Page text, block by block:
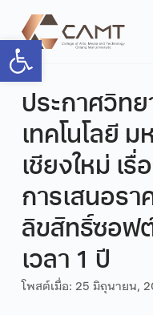
Open toolbar
ประกาศวิทย
เทคโนโลยี
เชียงใหม่ เ
การเสนอร
ลิขสิทธิ์ซอฟ
เวลา 1 ปี
โพสต์เมื่อ: 25 มิถุนายน,